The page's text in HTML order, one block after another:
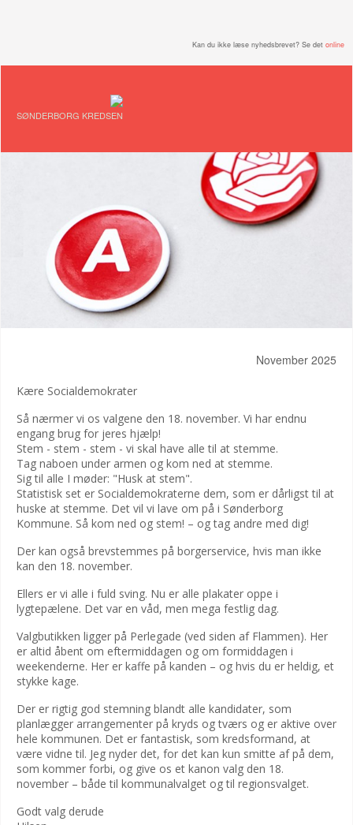
Kan du ikke læse nyhedsbrevet? Se det online
SØNDERBORG KREDSEN
November 2025
Kære Socialdemokrater
Så nærmer vi os valgene den 18. november. Vi har endnu
engang brug for jeres hjælp!
Stem - stem - stem - vi skal have alle til at stemme.
Tag naboen under armen og kom ned at stemme.
Sig til alle I møder: "Husk at stem".
Statistisk set er Socialdemokraterne dem, som er dårligst til at
huske at stemme. Det vil vi lave om på i Sønderborg
Kommune. Så kom ned og stem! – og tag andre med dig!
Der kan også brevstemmes på borgerservice, hvis man ikke
kan den 18. november.
Ellers er vi alle i fuld sving. Nu er alle plakater oppe i
lygtepælene. Det var en våd, men mega festlig dag.
Valgbutikken ligger på Perlegade (ved siden af Flammen). Her
er altid åbent om eftermiddagen og om formiddagen i
weekenderne. Her er kaffe på kanden – og hvis du er heldig, et
stykke kage.
Der er rigtig god stemning blandt alle kandidater, som
planlægger arrangementer på kryds og tværs og er aktive over
hele kommunen. Det er fantastisk, som kredsformand, at
være vidne til. Jeg nyder det, for det kan kun smitte af på dem,
som kommer forbi, og give os et kanon valg den 18.
november – både til kommunalvalget og til regionsvalget.
Godt valg derude